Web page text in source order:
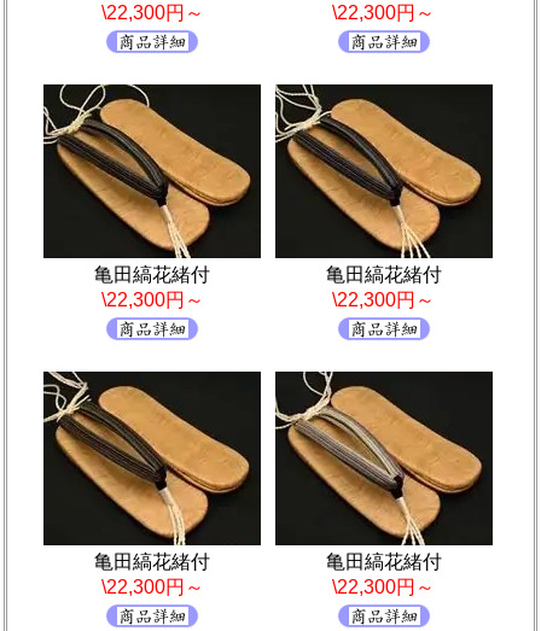
\22,300円～ \22,300円～
亀田縞花緒付
\22,300円～
亀田縞花緒付
\22,300円～
亀田縞花緒付
\22,300円～
亀田縞花緒付
\22,300円～